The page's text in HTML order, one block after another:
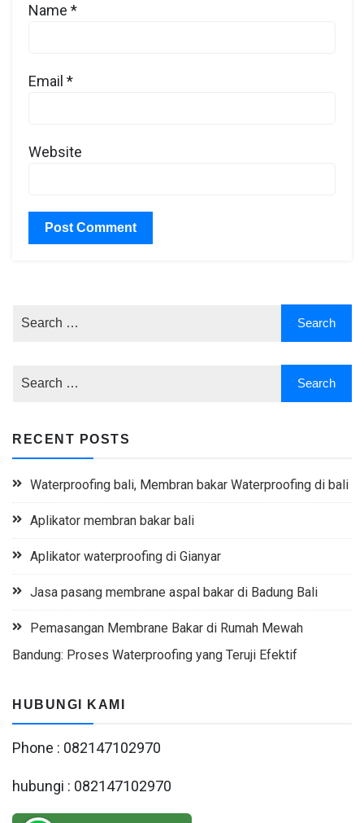
Name *
Email *
Website
RECENT POSTS
Waterproofing bali, Membran bakar Waterproofing di bali
Aplikator membran bakar bali
Aplikator waterproofing di Gianyar
Jasa pasang membrane aspal bakar di Badung Bali
Pemasangan Membrane Bakar di Rumah Mewah
Bandung: Proses Waterproofing yang Teruji Efektif
HUBUNGI KAMI
Phone : 082147102970
hubungi : 082147102970